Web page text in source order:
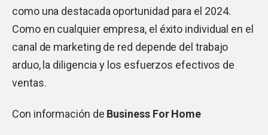
como una destacada oportunidad para el 2024.
Como en cualquier empresa, el éxito individual en el
canal de marketing de red depende del trabajo
arduo, la diligencia y los esfuerzos efectivos de
ventas.
Con información de Business For Home